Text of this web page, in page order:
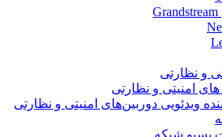
و نظارتی
های امنیتی و نظارتی
ویدئویی دوربین‌های امنیتی و نظارتی
پسیو شبکه